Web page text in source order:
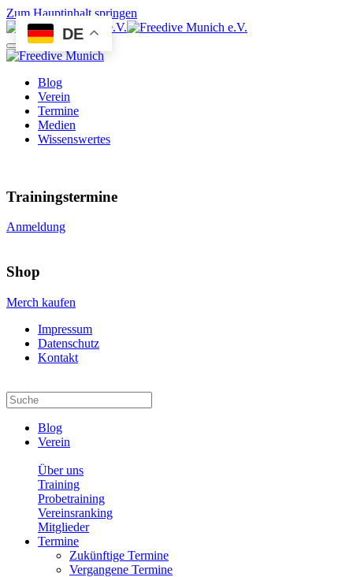
Zum Hauptinhalt springen
Blog
Verein
Termine
Medien
Wissenswertes
Trainingstermine
Anmeldung
Shop
Merch kaufen
Impressum
Datenschutz
Kontakt
Blog
Verein
Über uns
Training
Probetraining
Vereinsranking
Mitglieder
Termine
Zukünftige Termine
Vergangene Termine
DE